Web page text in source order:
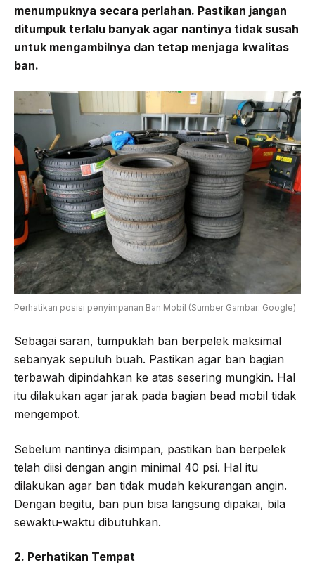
menumpuknya secara perlahan. Pastikan jangan
ditumpuk terlalu banyak agar nantinya tidak susah
untuk mengambilnya dan tetap menjaga kwalitas
ban.
Perhatikan posisi penyimpanan Ban Mobil (Sumber Gambar: Google)
Sebagai saran, tumpuklah ban berpelek maksimal
sebanyak sepuluh buah. Pastikan agar ban bagian
terbawah dipindahkan ke atas sesering mungkin. Hal
itu dilakukan agar jarak pada bagian bead mobil tidak
mengempot.
Sebelum nantinya disimpan, pastikan ban berpelek
telah diisi dengan angin minimal 40 psi. Hal itu
dilakukan agar ban tidak mudah kekurangan angin.
Dengan begitu, ban pun bisa langsung dipakai, bila
sewaktu-waktu dibutuhkan.
2. Perhatikan Tempat